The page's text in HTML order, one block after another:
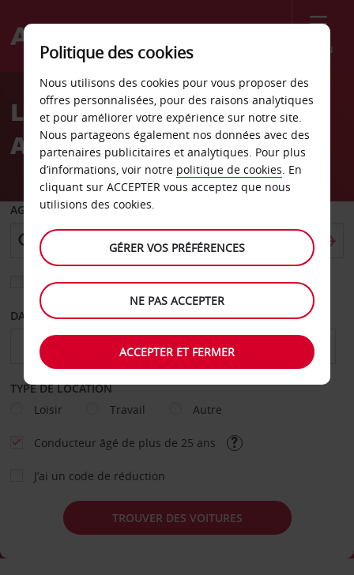
Menu
Welcome
AvisLocation de voiture
Alexandroúpoli
AGENCE DE DÉPART
Sélectionnez une autre agence de retour
DATE DE DÉPART DATE DE RETOUR
TYPE DE LOCATION
Loisir
Travail Autre
Conducteur âgé de plus de 25 ans
J’ai un code de réduction
TROUVER DES VOITURES
Politique des cookies
Nous utilisons des cookies pour vous proposer des
offres personnalisées, pour des raisons analytiques
et pour améliorer votre expérience sur notre site.
Nous partageons également nos données avec des
partenaires publicitaires et analytiques. Pour plus
d’informations, voir notre politique de cookies. En
cliquant sur ACCEPTER vous acceptez que nous
utilisions des cookies.
GÉRER VOS PRÉFÉRENCES
NE PAS ACCEPTER
ACCEPTER ET FERMER